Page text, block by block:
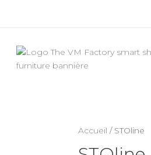
Accueil / STOline